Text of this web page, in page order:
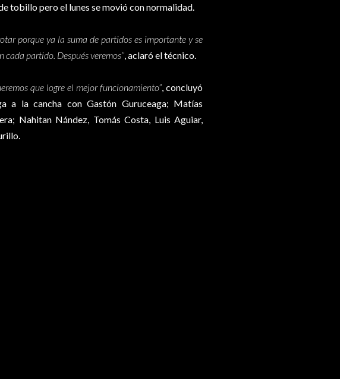
tobillo pero el lunes se movió con normalidad.
porque ya la suma de partidos es importante y se
cada partido. Después veremos”, aclaró el técnico.
que logre el mejor funcionamiento”, concluyó
a la cancha con Gastón Guruceaga; Matías
Nahitan Nández, Tomás Costa, Luis Aguiar,